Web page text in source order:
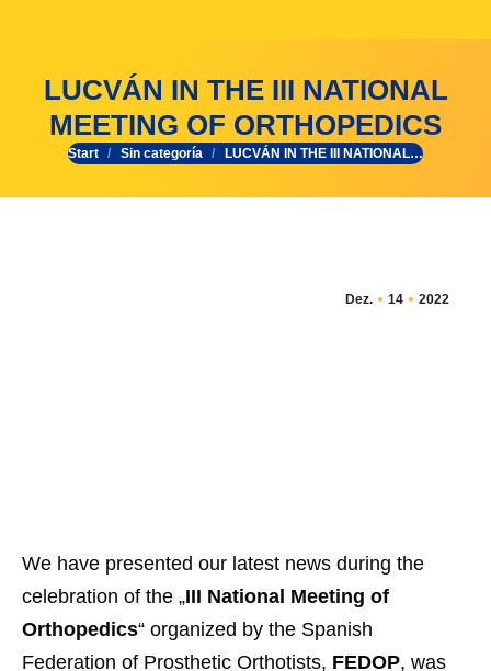
LUCVÁN IN THE III NATIONAL
MEETING OF ORTHOPEDICS
Sie befinden sich hier:
Start Sin categoría LUCVÁN IN THE III NATIONAL…
Dez. 14 2022
We have presented our latest news during the
celebration of the „III National Meeting of
Orthopedics“ organized by the Spanish
Federation of Prosthetic Orthotists, FEDOP, was